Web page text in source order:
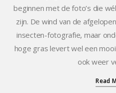
beginnen met de foto’s die
zijn. De wind van de
insecten-fotografie, maar
hoge gras levert wel een
ook weer
Read